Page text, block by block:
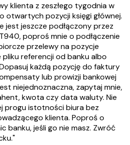
klienta z zeszłego tygodnia w
otwartych pozycji księgi głównej.
jest jeszcze podłączony przez
poproś mnie o podłączenie
przelewy na pozycje
referencji od banku albo
każdą pozycję do faktury
lub prowizji bankowej
niejednoznaczna, zapytaj mnie,
kwota czy data waluty. Nie
progu istotności biura bez
klienta. Poproś o
banku, jeśli go nie masz. Zwróć